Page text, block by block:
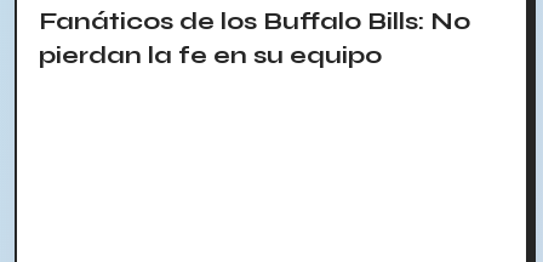
Fanáticos de los Buffalo Bills: No
pierdan la fe en su equipo